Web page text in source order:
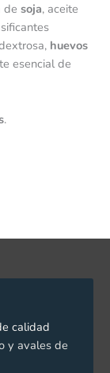
de soja, aceite
huevos
esencial de
.
calidad
y avales de